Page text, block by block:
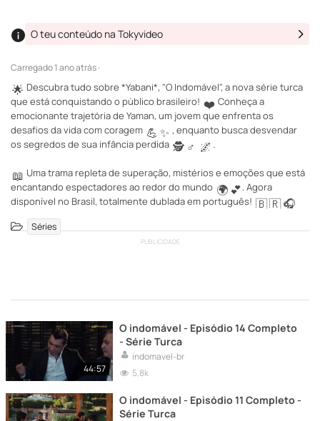
Carregado1 ano atrás ·
O teu conteúdo na Tokyvideo
🌟 Descubra tudo sobre *Yabani*, "O Indomável", a nova série turca
que está conquistando o público brasileiro! ❤️ Conheça a
emocionante trajetória de Yaman, um jovem que enfrenta os
desafios da vida com coragem 💪✨ , enquanto busca desvendar
os segredos de sua infância perdida 🕵️ ♂️ 🌌 .
📖 Uma trama repleta de superação, mistérios e emoções que está
encantando espectadores ao redor do mundo 🌍 💕. Agora
disponível no Brasil, totalmente dublada em português! 🇧🇷🎧
m
s
Séries
PUBLICIDADE
44:57
O indomável - Episódio 14 Completo
- Série Turca
indomavel-br
5,8k
O indomável - Episódio 11 Completo -
Série Turca